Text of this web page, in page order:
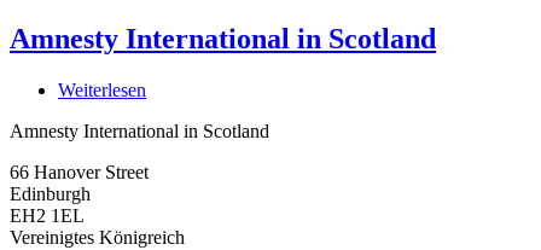
Amnesty International in Scotland
Weiterlesen
International
Scotland
Amnesty International in Scotland
66 Hanover Street
Edinburgh
EH2 1EL
Vereinigtes Königreich